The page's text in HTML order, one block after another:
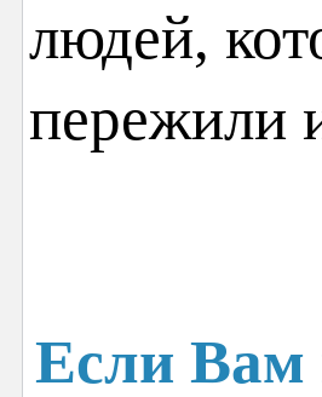
людей,
пережили
Если Вам